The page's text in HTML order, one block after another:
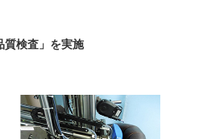
質検査」を実施